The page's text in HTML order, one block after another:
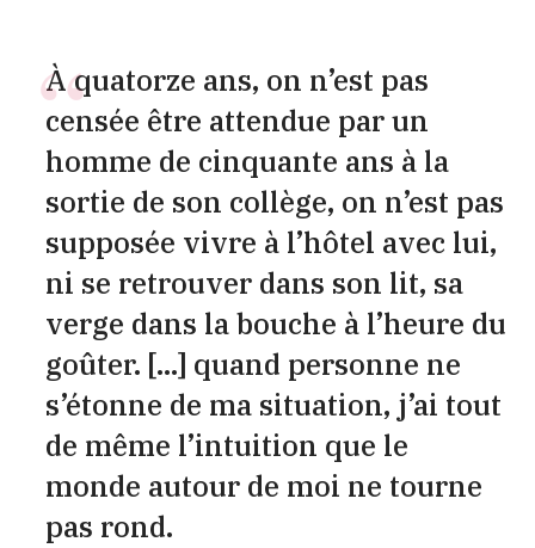
À quatorze ans, on n’est pas
censée être attendue par un
homme de cinquante ans à la
sortie de son collège, on n’est pas
supposée vivre à l’hôtel avec lui,
ni se retrouver dans son lit, sa
verge dans la bouche à l’heure du
goûter. […] quand personne ne
s’étonne de ma situation, j’ai tout
de même l’intuition que le
monde autour de moi ne tourne
pas rond.